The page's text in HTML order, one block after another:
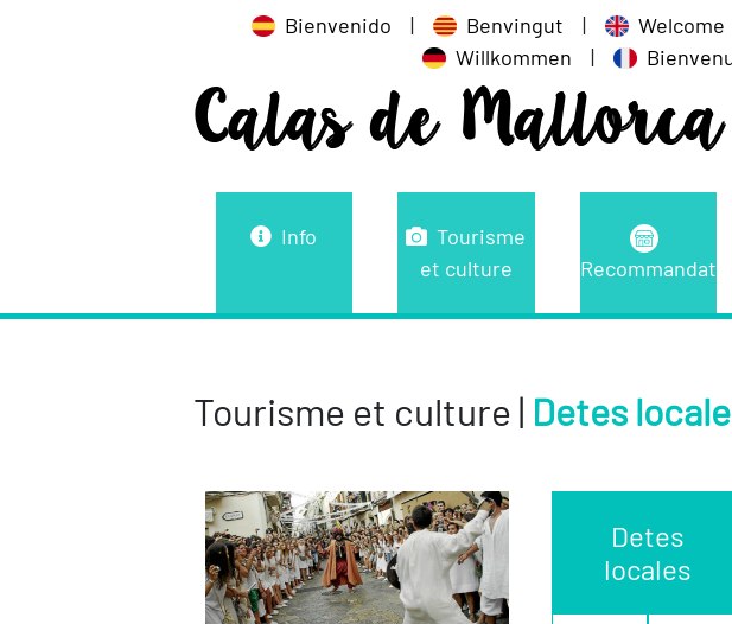
Bienvenido | Benvingut |
Welcome
Willkommen
|
Calas de Mallorca
Info
Tourisme
et culture
Tourisme et culture | Detes
Detes
locales